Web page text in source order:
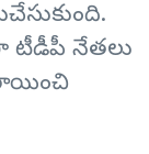
టీడీపీ నేతలు